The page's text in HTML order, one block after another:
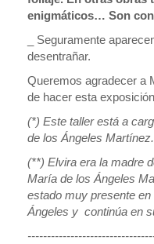
enigmáticos… Son
_ Seguramente
desentrañar.
Queremos agradecer a
de hacer esta
(*) Este taller está a
de los Ángeles Martínez.
(**) Elvira era la madre
María de los Ángeles
estado muy presente
Ángeles y continúa en